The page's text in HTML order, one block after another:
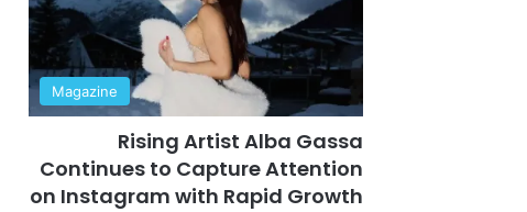
Magazine
Rising Artist Alba Gassa
Continues to Capture Attention
on Instagram with Rapid Growth